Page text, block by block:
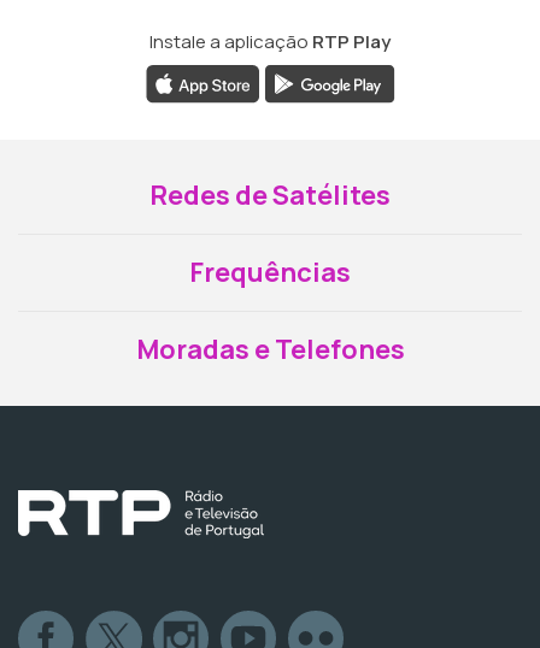
Instale a aplicação RTP Play
Redes de Satélites
Frequências
Moradas e Telefones